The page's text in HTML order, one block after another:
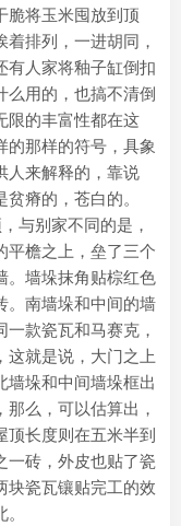
脆将玉米囤放到顶
着排列，一进胡同，
有人家将釉子缸倒扣
么用的，也搞不清倒
限的丰富性都在这
的那样的符号，具象
人来解释的，靠说
瘠的，苍白的。
与别家不同的是，
平檐之上，垒了三个
。墙垛抹角贴棕红色
。南墙垛和中间的墙
款瓷瓦和马赛克，
这就是说，大门之上
墙垛和中间墙垛框出
么，可以估算出，
长度则在五米半到
一砖，外皮也贴了瓷
块瓷瓦镶贴完工的效